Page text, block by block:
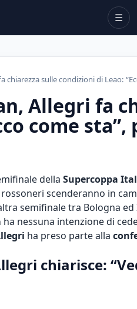
☰
chiarezza sulle condizioni di Leao:
Allegri fa
come
della Supercoppa
scenderanno in
semifinale tra Bologna
ha nessuna intenzione di
ha preso parte alla
chiarisce: